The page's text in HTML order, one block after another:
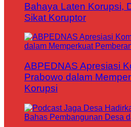
Bahaya Laten Korupsi,
Sikat Koruptor
ABPEDNAS Apresiasi
Prabowo dalam
Korupsi